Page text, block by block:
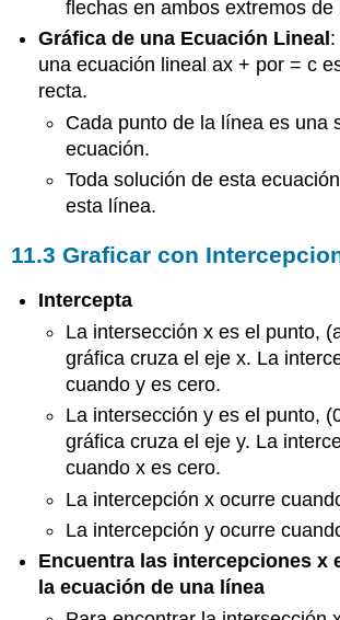
flechas en ambos extremos de
Gráfica de una Ecuación Lineal
una ecuación lineal ax + por = c
recta.
Cada punto de la línea es una
ecuación.
Toda solución de esta
esta línea.
11.3 Graficar con
Intercepta
La intersección x es el punto,
gráfica cruza el eje x. La
cuando y es cero.
La intersección y es el punto,
gráfica cruza el eje y. La
cuando x es cero.
La intercepción x ocurre
La intercepción y ocurre
Encuentra las intercepciones x
la ecuación de una línea